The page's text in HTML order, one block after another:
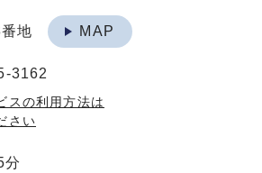
番地 MAP
3162
スの利用方法は
さい
分